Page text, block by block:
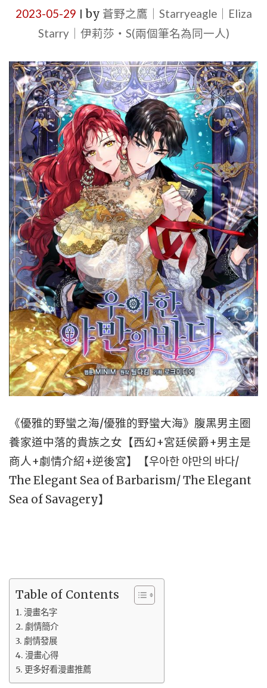
2023-05-29 by 蒼野之鷹｜Starryeagle｜Eliza
Starry｜伊莉莎・S(兩個筆名為同一人)
《優雅的野蠻之海/優雅的野蠻大海》腹黑男主圈
養家道中落的貴族之女【西幻+宮廷侯爵+男主是
商人+劇情介紹+逆後宮】【우아한 야만의 바다/
The Elegant Sea of Barbarism/ The Elegant
Sea of Savagery】
Table of Contents
漫畫名字
劇情簡介
劇情發展
漫畫心得
更多好看漫畫推薦